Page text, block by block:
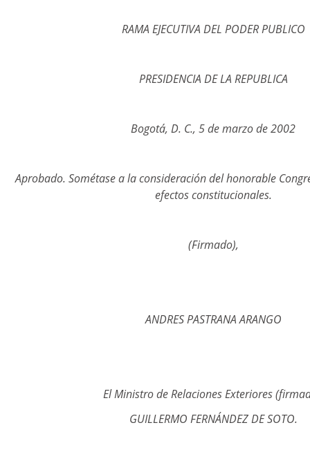
RAMA EJECUTIVA DEL PODER PUBLICO
PRESIDENCIA DE LA REPUBLICA
Bogotá, D. C., 5 de marzo de 2002
Aprobado. Sométase a la consideración del honorable
efectos constitucionales.
(Firmado),
ANDRES PASTRANA ARANGO
El Ministro de Relaciones Exteriores
GUILLERMO FERNÁNDEZ DE SOTO.